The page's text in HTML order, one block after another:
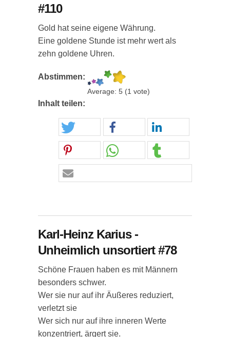
#110
Gold hat seine eigene Währung.
Eine goldene Stunde ist mehr wert als
zehn goldene Uhren.
Abstimmen:
Average: 5 (1 vote)
Inhalt teilen:
Karl-Heinz Karius -
Unheimlich unsortiert #78
Schöne Frauen haben es mit Männern
besonders schwer.
Wer sie nur auf ihr Äußeres reduziert,
verletzt sie
Wer sich nur auf ihre inneren Werte
konzentriert, ärgert sie.